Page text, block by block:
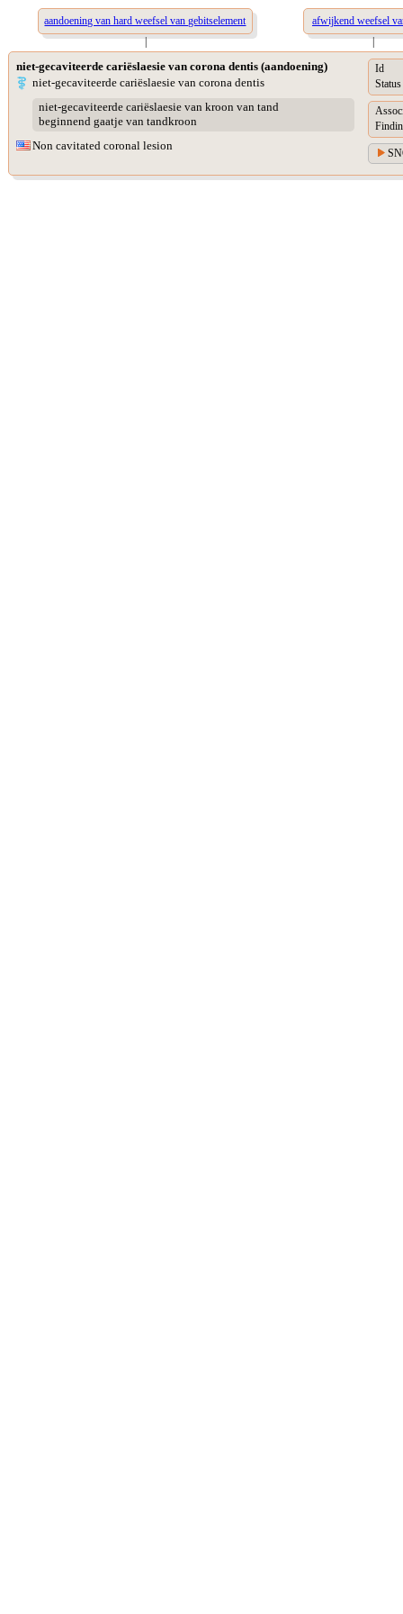
aandoening van hard weefsel van gebitselement
afwijkend weefsel
|
|
niet-gecaviteerde cariëslaesie van corona dentis (aandoening)
niet-gecaviteerde cariëslaesie van corona dentis
niet-gecaviteerde cariëslaesie van kroon van tand
beginnend gaatje van tandkroon
Non cavitated coronal lesion
Id
Status